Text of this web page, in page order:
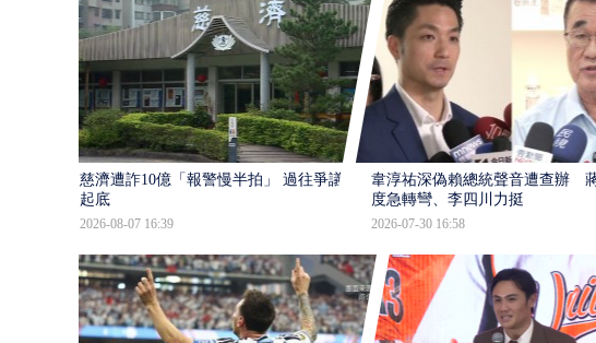
慈濟遭詐10億「報警慢半拍」 過往爭議遭
起底
2026-08-07 16:39
韋淳祐深偽賴總統聲音遭查辦 蔣
度急轉彎、李四川力挺
2026-07-30 16:58